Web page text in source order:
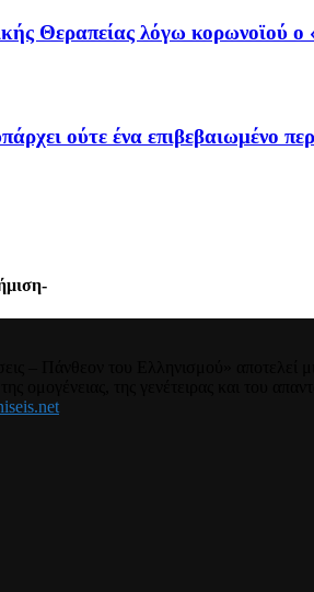
Θεραπείας λόγω κορωνοϊού ο
ούτε ένα επιβεβαιωμένο